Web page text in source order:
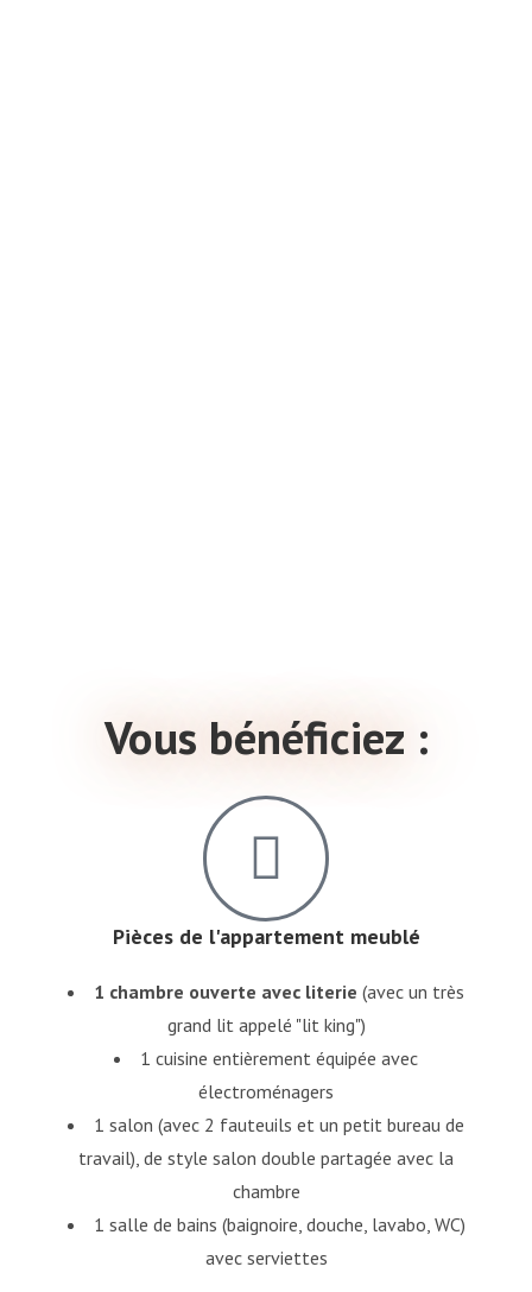
Vous bénéficiez :
Pièces de l'appartement meublé
1 chambre ouverte avec literie (avec un très
grand lit appelé "lit king")
1 cuisine entièrement équipée avec
électroménagers
1 salon (avec 2 fauteuils et un petit bureau de
travail), de style salon double partagée avec la
chambre
1 salle de bains (baignoire, douche, lavabo, WC)
avec serviettes